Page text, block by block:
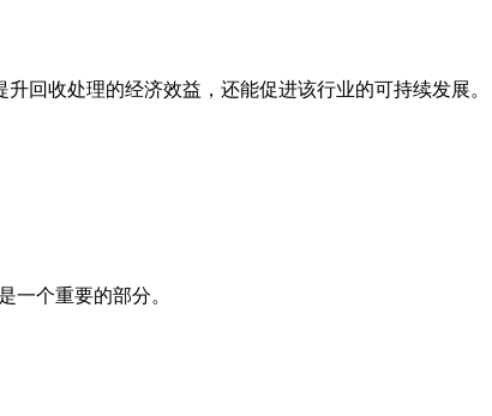
回收处理的经济效益，还能促进该行业的可持续发展。
一个重要的部分。